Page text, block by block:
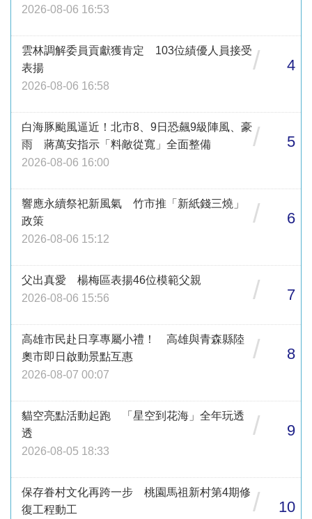
2026-08-06 16:53
雲林調解委員貢獻獲肯定 103位績優人員接受
表揚
2026-08-06 16:58
/ 4
白海豚颱風逼近！北市8、9日恐飆9級陣風、豪
雨 蔣萬安指示「料敵從寬」全面整備
2026-08-06 16:00
/ 5
響應永續祭祀新風氣 竹市推「新紙錢三燒」
政策
2026-08-06 15:12
/ 6
父出真愛 楊梅區表揚46位模範父親
2026-08-06 15:56
/ 7
高雄市民赴日享專屬小禮！ 高雄與青森縣陸
奧市即日啟動景點互惠
2026-08-07 00:07
/ 8
貓空亮點活動起跑 「星空到花海」全年玩透
透
2026-08-05 18:33
/ 9
保存眷村文化再跨一步 桃園馬祖新村第4期修
復工程動工
/ 10